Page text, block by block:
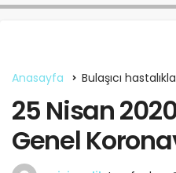
Anasayfa Bulaşıcı
25 Nisan
Genel